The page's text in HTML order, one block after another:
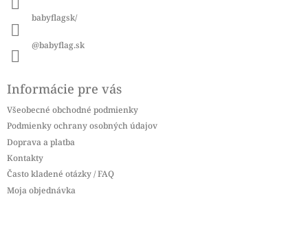
babyflagsk/
@babyflag.sk
Informácie pre vás
Všeobecné obchodné podmienky
Podmienky ochrany osobných údajov
Doprava a platba
Kontakty
Často kladené otázky / FAQ
Moja objednávka